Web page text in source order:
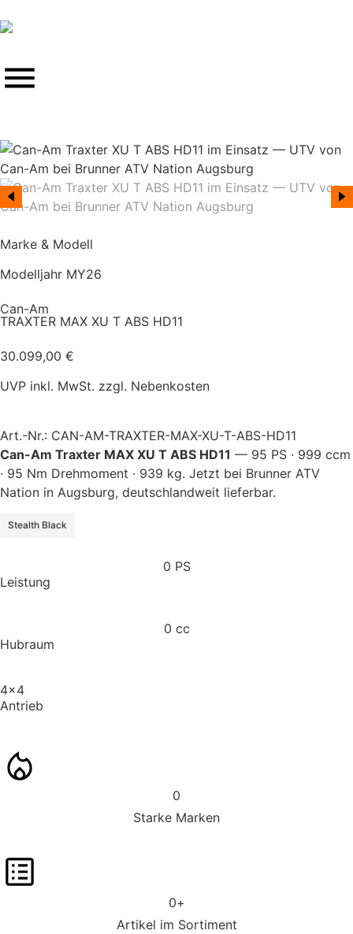
Marke & Modell
Modelljahr MY26
Can-Am
TRAXTER MAX XU T ABS HD11
30.099,00 €
UVP inkl. MwSt. zzgl. Nebenkosten
Art.-Nr.: CAN-AM-TRAXTER-MAX-XU-T-ABS-HD11
Can-Am Traxter MAX XU T ABS HD11 — 95 PS · 999 ccm
· 95 Nm Drehmoment · 939 kg. Jetzt bei Brunner ATV
Nation in Augsburg, deutschlandweit lieferbar.
Stealth Black
0 PS
Leistung
0 cc
Hubraum
4x4
Antrieb
Starke Marken
0
Artikel im Sortiment
0+